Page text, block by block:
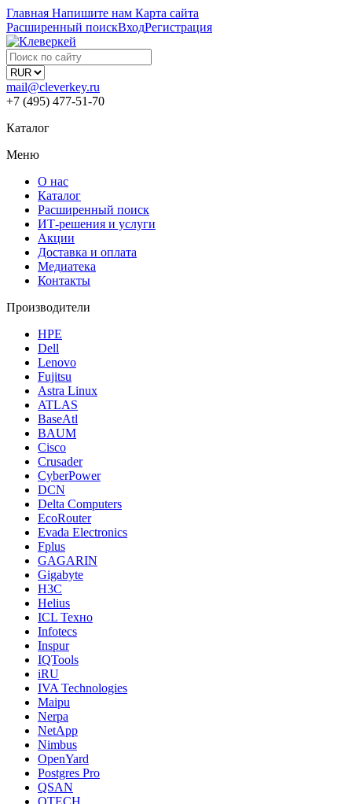
Главная Напишите нам Карта сайта
Расширенный поискВходРегистрация
mail@cleverkey.ru
+7 (495) 477-51-70
Каталог
Меню
О нас
Каталог
Расширенный поиск
ИТ-решения и услуги
Акции
Доставка и оплата
Медиатека
Контакты
Производители
HPE
Dell
Lenovo
Fujitsu
Astra Linux
ATLAS
BaseAtl
BAUM
Cisco
Crusader
CyberPower
DCN
Delta Computers
EcoRouter
Evada Electronics
Fplus
GAGARIN
Gigabyte
H3C
Helius
ICL Техно
Infotecs
Inspur
IQTools
iRU
IVA Technologies
Maipu
Nerpa
NetApp
Nimbus
OpenYard
Postgres Pro
QSAN
QTECH